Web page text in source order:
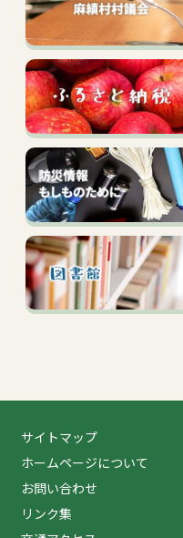
サイトマップ
ホームページについて
お問い合わせ
リンク集